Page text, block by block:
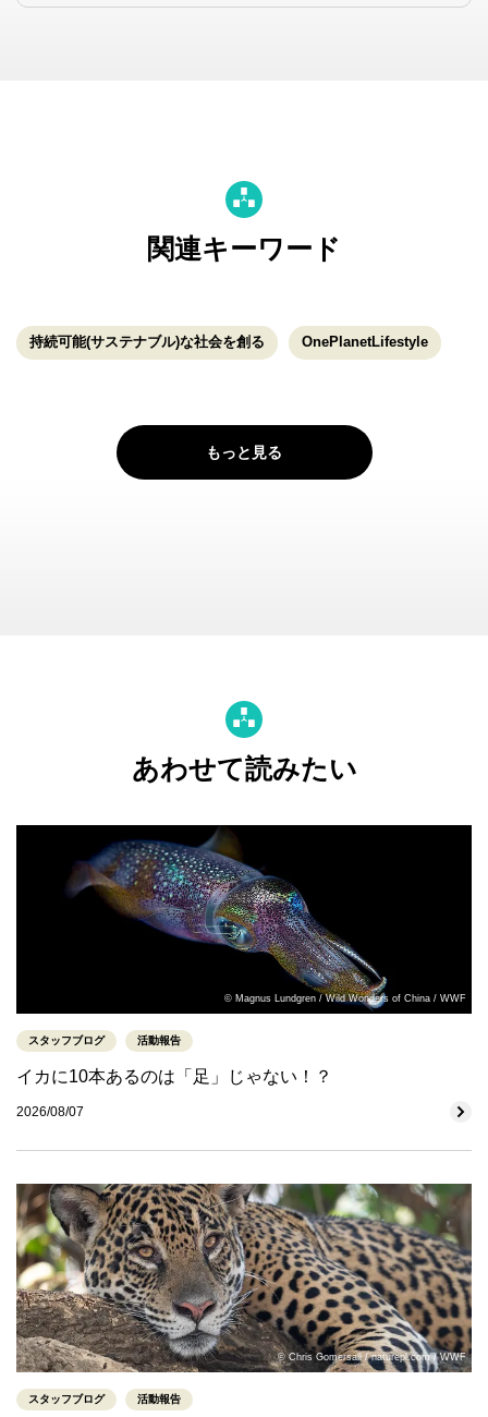
関連キーワード
持続可能(サステナブル)な社会を創る OnePlanetLifestyle
もっと見る
あわせて読みたい
© Magnus Lundgren / Wild Wonders of China / WWF
スタッフブログ 活動報告
イカに10本あるのは「足」じゃない！？
2026/08/07
© Chris Gomersall / naturepl.com / WWF
スタッフブログ 活動報告